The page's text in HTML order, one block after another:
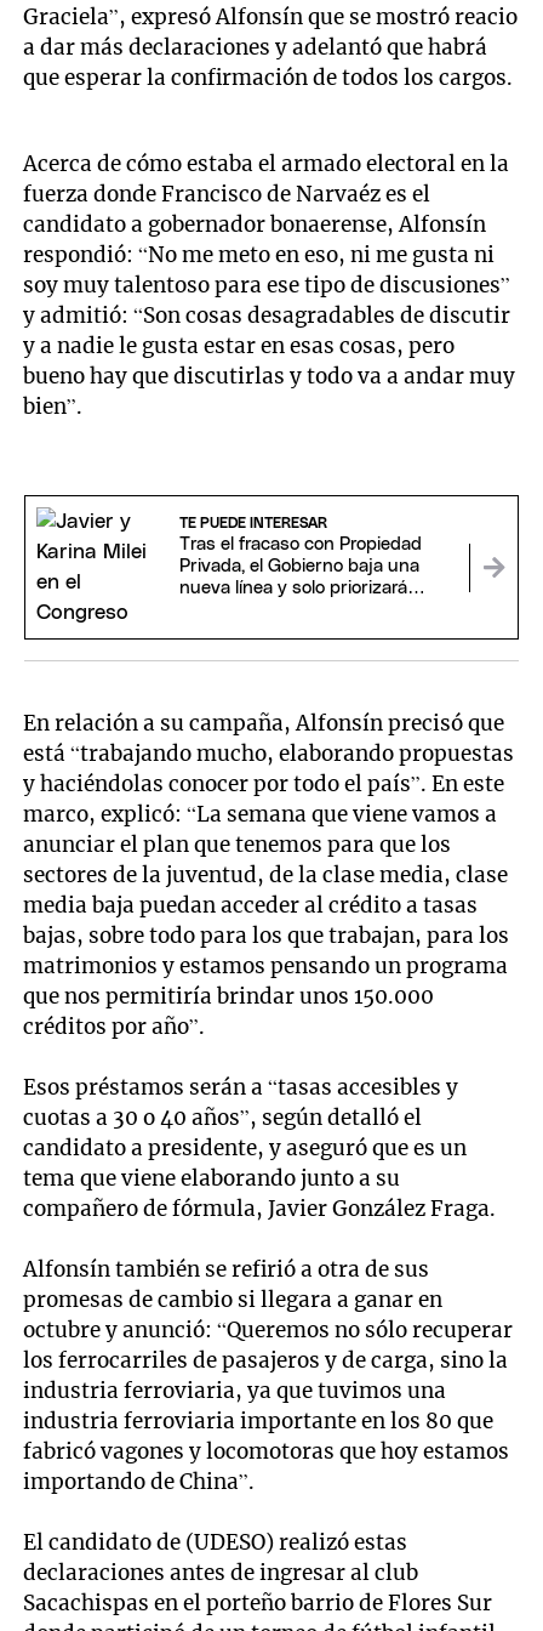
Graciela”, expresó Alfonsín que se mostró reacio
a dar más declaraciones y adelantó que habrá
que esperar la confirmación de todos los cargos.
Acerca de cómo estaba el armado electoral en la
fuerza donde Francisco de Narvaéz es el
candidato a gobernador bonaerense, Alfonsín
respondió: “No me meto en eso, ni me gusta ni
soy muy talentoso para ese tipo de discusiones”
y admitió: “Son cosas desagradables de discutir
y a nadie le gusta estar en esas cosas, pero
bueno hay que discutirlas y todo va a andar muy
bien”.
TE PUEDE INTERESAR
Tras el fracaso con Propiedad
Privada, el Gobierno baja una
nueva línea y solo priorizará
En relación a su campaña, Alfonsín precisó que
está “trabajando mucho, elaborando propuestas
y haciéndolas conocer por todo el país”. En este
marco, explicó: “La semana que viene vamos a
anunciar el plan que tenemos para que los
sectores de la juventud, de la clase media, clase
media baja puedan acceder al crédito a tasas
bajas, sobre todo para los que trabajan, para los
matrimonios y estamos pensando un programa
que nos permitiría brindar unos 150.000
créditos por año”.
Esos préstamos serán a “tasas accesibles y
cuotas a 30 o 40 años”, según detalló el
candidato a presidente, y aseguró que es un
tema que viene elaborando junto a su
compañero de fórmula, Javier González Fraga.
Alfonsín también se refirió a otra de sus
promesas de cambio si llegara a ganar en
octubre y anunció: “Queremos no sólo recuperar
los ferrocarriles de pasajeros y de carga, sino la
industria ferroviaria, ya que tuvimos una
industria ferroviaria importante en los 80 que
fabricó vagones y locomotoras que hoy estamos
importando de China”.
El candidato de (UDESO) realizó estas
declaraciones antes de ingresar al club
Sacachispas en el porteño barrio de Flores Sur